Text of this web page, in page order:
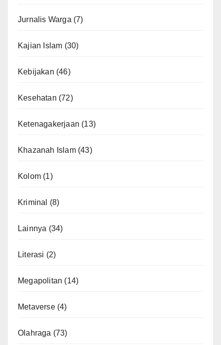
Jurnalis Warga (7)
Kajian Islam (30)
Kebijakan (46)
Kesehatan (72)
Ketenagakerjaan (13)
Khazanah Islam(43)
Kolom (1)
Kriminal (8)
Lainnya (34)
Literasi (2)
Megapolitan (14)
Metaverse(4)
Olahraga (73)